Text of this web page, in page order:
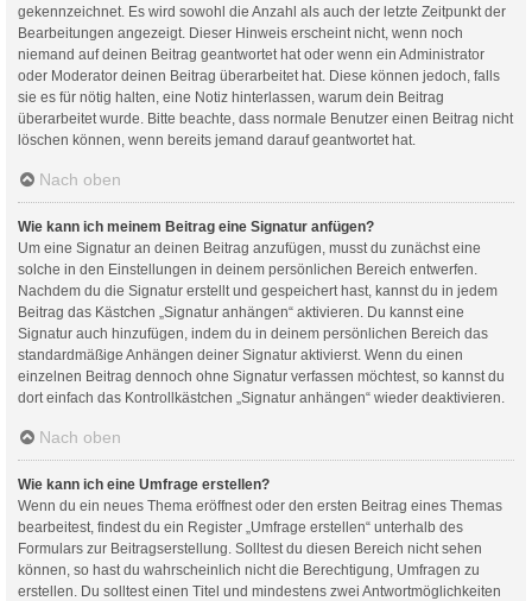
gekennzeichnet. Es wird sowohl die Anzahl als auch der letzte Zeitpunkt der
Bearbeitungen angezeigt. Dieser Hinweis erscheint nicht, wenn noch
niemand auf deinen Beitrag geantwortet hat oder wenn ein Administrator
oder Moderator deinen Beitrag überarbeitet hat. Diese können jedoch, falls
sie es für nötig halten, eine Notiz hinterlassen, warum dein Beitrag
überarbeitet wurde. Bitte beachte, dass normale Benutzer einen Beitrag nicht
löschen können, wenn bereits jemand darauf geantwortet hat.
Nach oben
Wie kann ich meinem Beitrag eine Signatur anfügen?
Um eine Signatur an deinen Beitrag anzufügen, musst du zunächst eine
solche in den Einstellungen in deinem persönlichen Bereich entwerfen.
Nachdem du die Signatur erstellt und gespeichert hast, kannst du in jedem
Beitrag das Kästchen „Signatur anhängen“ aktivieren. Du kannst eine
Signatur auch hinzufügen, indem du in deinem persönlichen Bereich das
standardmäßige Anhängen deiner Signatur aktivierst. Wenn du einen
einzelnen Beitrag dennoch ohne Signatur verfassen möchtest, so kannst du
dort einfach das Kontrollkästchen „Signatur anhängen“ wieder deaktivieren.
Nach oben
Wie kann ich eine Umfrage erstellen?
Wenn du ein neues Thema eröffnest oder den ersten Beitrag eines Themas
bearbeitest, findest du ein Register „Umfrage erstellen“ unterhalb des
Formulars zur Beitragserstellung. Solltest du diesen Bereich nicht sehen
können, so hast du wahrscheinlich nicht die Berechtigung, Umfragen zu
erstellen. Du solltest einen Titel und mindestens zwei Antwortmöglichkeiten